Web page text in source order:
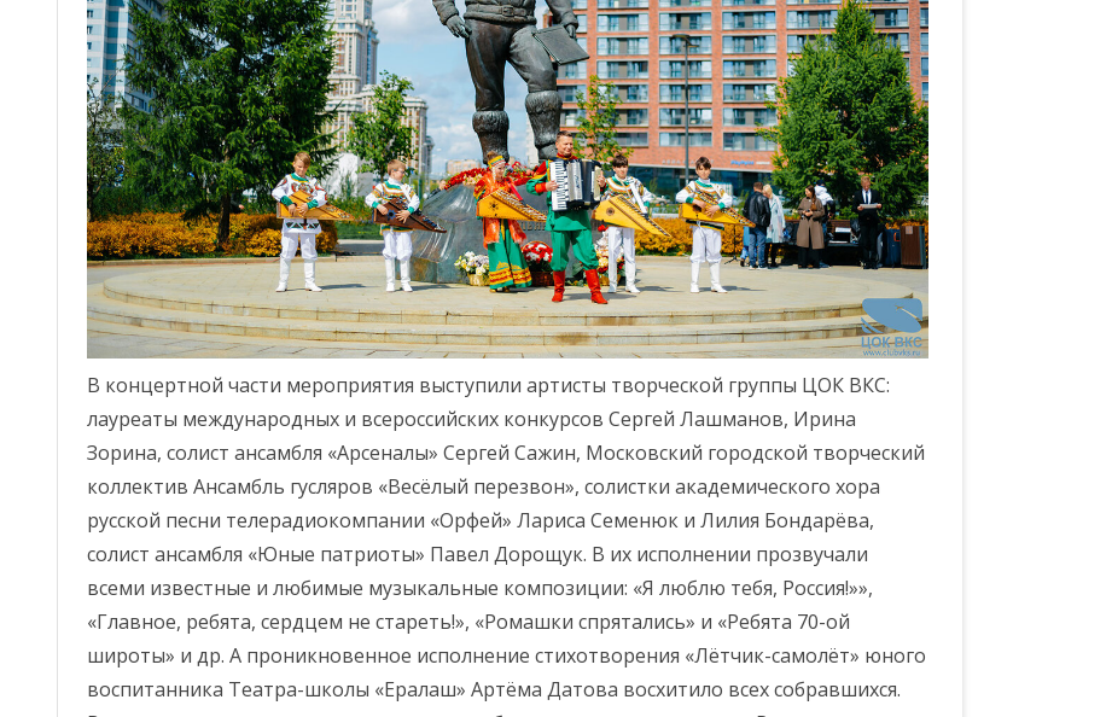
В концертной части мероприятия выступили артисты творческой группы ЦОК ВКС:
лауреаты международных и всероссийских конкурсов Сергей Лашманов, Ирина
Зорина, солист ансамбля «Арсеналы» Сергей Сажин, Московский городской творческий
коллектив Ансамбль гусляров «Весёлый перезвон», солистки академического хора
русской песни телерадиокомпании «Орфей» Лариса Семенюк и Лилия Бондарёва,
солист ансамбля «Юные патриоты» Павел Дорощук. В их исполнении прозвучали
всеми известные и любимые музыкальные композиции: «Я люблю тебя, Россия!»»,
«Главное, ребята, сердцем не стареть!», «Ромашки спрятались» и «Ребята 70-ой
широты» и др. А проникновенное исполнение стихотворения «Лётчик-самолёт» юного
воспитанника Театра-школы «Ералаш» Артёма Датова восхитило всех собравшихся.